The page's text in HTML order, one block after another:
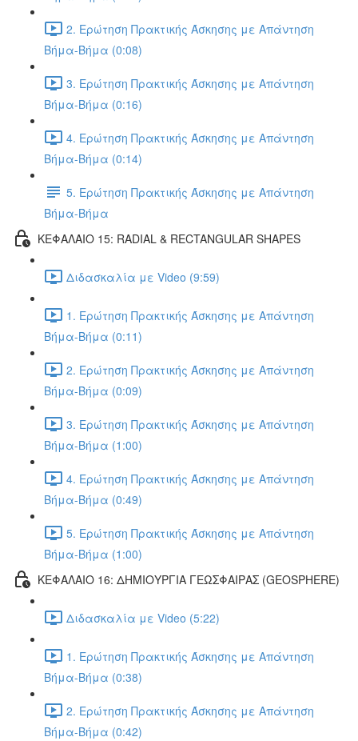
2. Ερώτηση Πρακτικής Άσκησης με Απάντηση
Βήμα-Βήμα (0:08)
3. Ερώτηση Πρακτικής Άσκησης με Απάντηση
Βήμα-Βήμα (0:16)
4. Ερώτηση Πρακτικής Άσκησης με Απάντηση
Βήμα-Βήμα (0:14)
5. Ερώτηση Πρακτικής Άσκησης με Απάντηση
Βήμα-Βήμα
ΚΕΦΑΛΑΙΟ 15: RADIAL & RECTANGULAR SHAPES
Διδασκαλία με Video (9:59)
1. Ερώτηση Πρακτικής Άσκησης με Απάντηση
Βήμα-Βήμα (0:11)
2. Ερώτηση Πρακτικής Άσκησης με Απάντηση
Βήμα-Βήμα (0:09)
3. Ερώτηση Πρακτικής Άσκησης με Απάντηση
Βήμα-Βήμα (1:00)
4. Ερώτηση Πρακτικής Άσκησης με Απάντηση
Βήμα-Βήμα (0:49)
5. Ερώτηση Πρακτικής Άσκησης με Απάντηση
Βήμα-Βήμα (1:00)
ΚΕΦΑΛΑΙΟ 16: ΔΗΜΙΟΥΡΓΙΑ ΓΕΩΣΦΑΙΡΑΣ (GEOSPHERE)
Διδασκαλία με Video (5:22)
1. Ερώτηση Πρακτικής Άσκησης με Απάντηση
Βήμα-Βήμα (0:38)
2. Ερώτηση Πρακτικής Άσκησης με Απάντηση
Βήμα-Βήμα (0:42)